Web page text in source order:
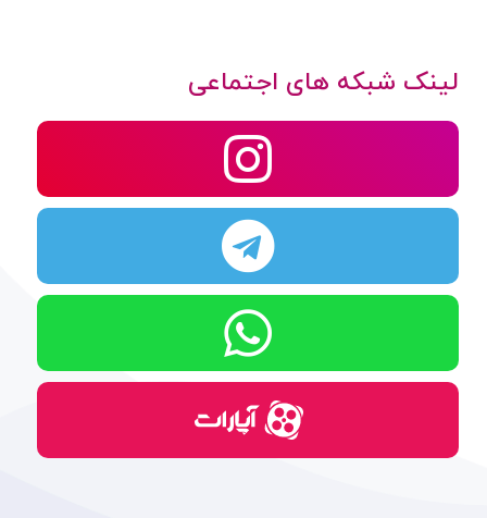
لینک شبکه های اجتماعی